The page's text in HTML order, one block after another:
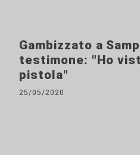
Gambizzato a
testimone: "Ho
pistola"
25/05/2020